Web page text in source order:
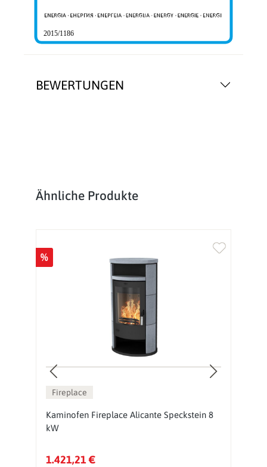
BEWERTUNGEN
2015/1186
Produktgalerie überspringen
Ähnliche Produkte
%
Fireplace
Kaminofen Fireplace Alicante Speckstein 8
kW
1.421,21 €